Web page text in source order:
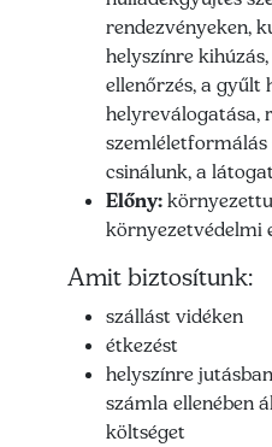
rendezvényeken,
helyszínre
ellenőrzés, a gyűlt
helyreválogatása,
csinálunk, a
Előny:
környezetvédelmi
Amit biztosítunk:
szállást vidéken
étkezést
helyszínre
számla ellenében
költséget